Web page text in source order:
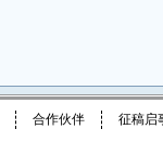
合作伙伴 征稿启